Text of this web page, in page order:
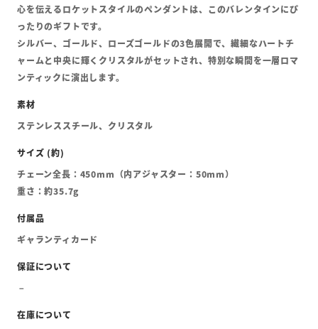
心を伝えるロケットスタイルのペンダントは、このバレンタインにぴ
ったりのギフトです。
シルバー、ゴールド、ローズゴールドの3色展開で、繊細なハートチ
ャームと中央に輝くクリスタルがセットされ、特別な瞬間を一層ロマ
ンティックに演出します。
ステンレススチール、クリスタル
チェーン全長：450mm（内アジャスター：50mm）
重さ：約35.7g
ギャランティカード